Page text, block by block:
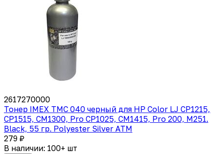
2617270000
Тонер IMEX TMC 040 черный для HP Color LJ CP1215,
CP1515, CM1300, Pro CP1025, CM1415, Pro 200, M251.
Black, 55 гр. Polyester Silver ATM
279 ₽
В наличии: 100+ шт